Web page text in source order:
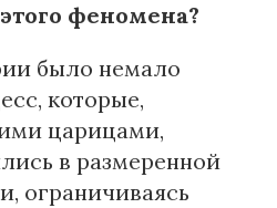
феномена?
было немало
которые,
царицами,
в размеренной
ограничиваясь